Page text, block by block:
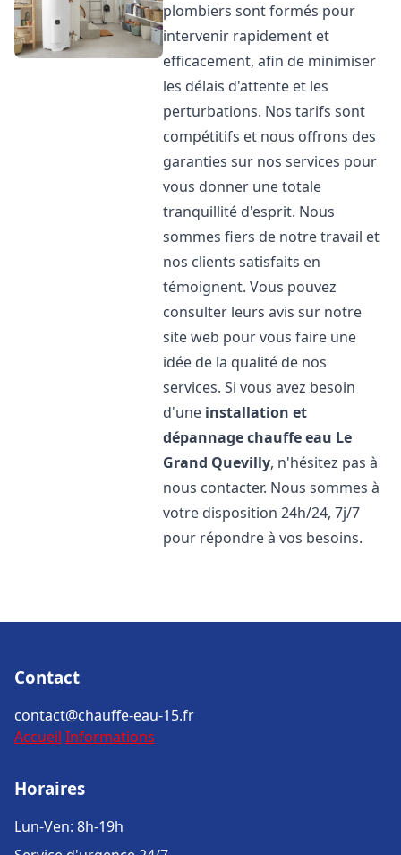
plombiers sont formés pour
intervenir rapidement et
efficacement, afin de minimiser
les délais d'attente et les
perturbations. Nos tarifs sont
compétitifs et nous offrons des
garanties sur nos services pour
vous donner une totale
tranquillité d'esprit. Nous
sommes fiers de notre travail et
nos clients satisfaits en
témoignent. Vous pouvez
consulter leurs avis sur notre
site web pour vous faire une
idée de la qualité de nos
services. Si vous avez besoin
d'une installation et
dépannage chauffe eau Le
Grand Quevilly, n'hésitez pas à
nous contacter. Nous sommes à
votre disposition 24h/24, 7j/7
pour répondre à vos besoins.
Contact
contact@chauffe-eau-15.fr
Accueil Informations
Horaires
Lun-Ven: 8h-19h